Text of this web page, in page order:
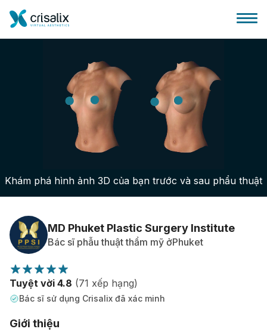
Bác sĩ phẫu thuật
Nền tảng kinh doanh 3D
Gói
Đánh giá của bệnh nhân
Khám phá hình ảnh 3D của bạn trước và sau phẩu thuật
MD Phuket Plastic Surgery Institute
Bác sĩ phẫu thuật thẩm mỹ ởPhuket
Tuyệt vời 4.8 (71 xếp hạng)
Bác sĩ sử dụng Crisalix đã xác minh
Giới thiệu